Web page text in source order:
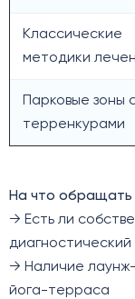
Классические
методики
Парковые зоны
терренкурами
На что обращать
→ Есть ли
диагностический
→ Наличие
йога-терраса